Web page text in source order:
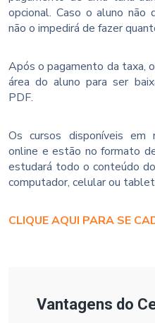
opcional. Caso o aluno não
não o impedirá de fazer
Após o pagamento da taxa,
área do aluno para ser
PDF.
Os cursos disponíveis
online e estão no formato
estudará todo o conteúdo
computador, celular ou
CLIQUE AQUI PARA SE
Vantagens do